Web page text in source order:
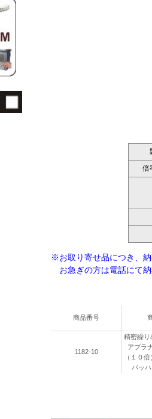
倍
※お取り寄せ品につき、納
お急ぎの方は電話にて納
商品番号
1182-10
精密繰り
アプラ
（１０
バッ